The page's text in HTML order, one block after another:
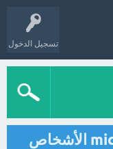
تسجيل الدخول
كيف يساعد microsoft copilot الأشخاص